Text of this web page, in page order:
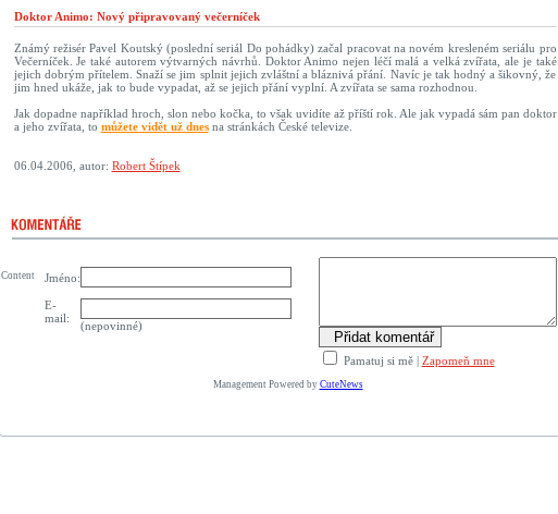
Doktor Animo: Nový připravovaný večerníček
Známý režisér Pavel Koutský (poslední seriál Do pohádky) začal pracovat na novém kresleném seriálu pro
Večerníček. Je také autorem výtvarných návrhů. Doktor Animo nejen léčí malá a velká zvířata, ale je také
jejich dobrým přítelem. Snaží se jim splnit jejich zvláštní a bláznivá přání. Navíc je tak hodný a šikovný, že
jim hned ukáže, jak to bude vypadat, až se jejich přání vyplní. A zvířata se sama rozhodnou.
Jak dopadne například hroch, slon nebo kočka, to však uvidíte až příští rok. Ale jak vypadá sám pan doktor
a jeho zvířata, to můžete vidět už dnesna stránkách České televize.
06.04.2006, autor: Robert Štípek
Jméno:
Pamatuj si mě| Zapomeň mne
E-
mail:
(nepovinné)
Content
Management Powered by CuteNews